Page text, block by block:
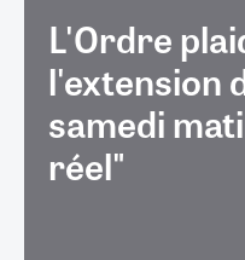
L'Ordre
l'extension
samedi
réel"